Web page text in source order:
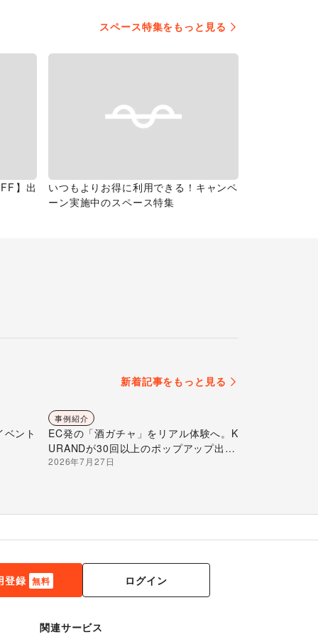
スペース特集をもっと見る
】出
いつもよりお得に利用できる！キャンペ
ーン実施中のスペース特集
新着記事をもっと見る
ント
事例紹介
EC発の「酒ガチャ」をリアル体験へ。K
URANDが30回以上のポップアップ出店
で届ける“新しいお酒との出会い”
2026年7月27日
登録 無料 ログイン
関連サービス